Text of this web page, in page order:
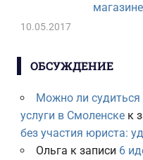
10.05.2017
ОБСУЖДЕНИЕ
Можно ли
услуги в Смоленскек
без участия юриста:
Ольга к записи 6